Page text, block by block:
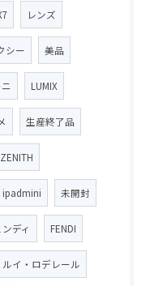
レンズ
シー 美品
LUMIX
生産終了品
ZENITH
ipadmini 未開封
ディ FENDI
ルイ・ロデレール